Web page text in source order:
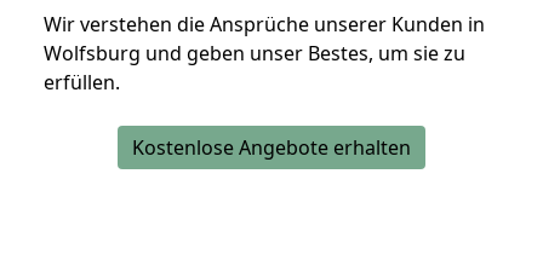
Wir verstehen die Ansprüche unserer Kunden in
Wolfsburg und geben unser Bestes, um sie zu
erfüllen.
Kostenlose Angebote erhalten